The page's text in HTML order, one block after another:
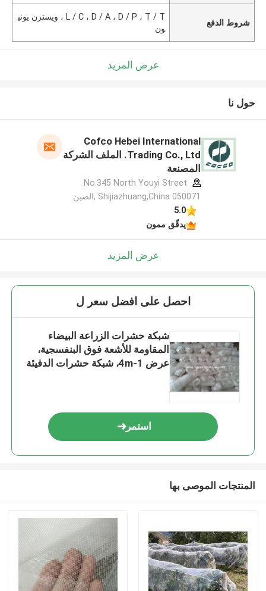
شروط الدفع
L / C ، D / A ، D / P ، T / T ، ويسترن يوني
ون
عرض المزيد
حول نا
Cofco Hebei International
Trading Co., Ltd. الملف الشركة
المصنعة
No.345 North Youyi Street
Shijiazhuang,China 050071 ,الصين
5.0
يدقّق ممون
عرض المزيد
احصل على افضل سعر ل
شبكة حشرات الزراعة البيضاء
المقاومة للأشعة فوق البنفسجية،
عرض 1-4m، شبكة حشرات الدفيئة
استمر
المنتجات الموصى بها